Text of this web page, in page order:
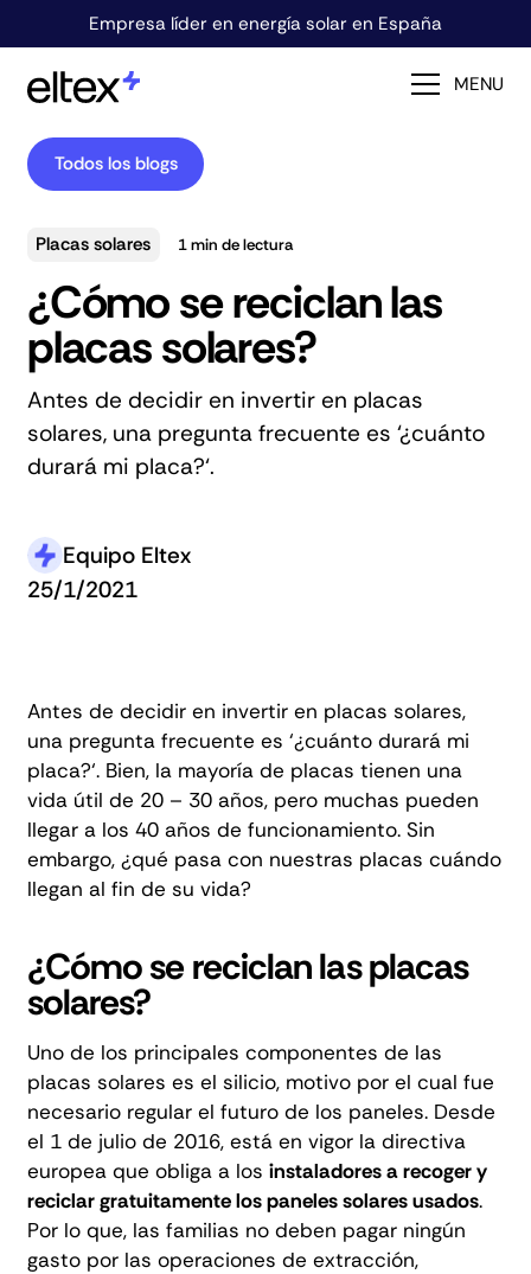
Empresa líder en energía solar en España
MENU
Todos los blogs
Placas solares 1min de lectura
¿Cómo se reciclan las
placas solares?
Antes de decidir en invertir en placas
solares, una pregunta frecuente es ‘¿cuánto
durará mi placa?‘.
Equipo Eltex
25/1/2021
Antes de decidir en invertir en placas solares,
una pregunta frecuente es ‘¿cuánto durará mi
placa?‘. Bien, la mayoría de placas tienen una
vida útil de 20 – 30 años, pero muchas pueden
llegar a los 40 años de funcionamiento. Sin
embargo, ¿qué pasa con nuestras placas cuándo
llegan al fin de su vida?
¿Cómo se reciclan las placas
solares?
Uno de los principales componentes de las
placas solares es el silicio, motivo por el cual fue
necesario regular el futuro de los paneles. Desde
el 1 de julio de 2016, está en vigor la directiva
europea que obliga a los instaladores a recoger y
reciclar gratuitamente los paneles solares usados.
Por lo que, las familias no deben pagar ningún
gasto por las operaciones de extracción,